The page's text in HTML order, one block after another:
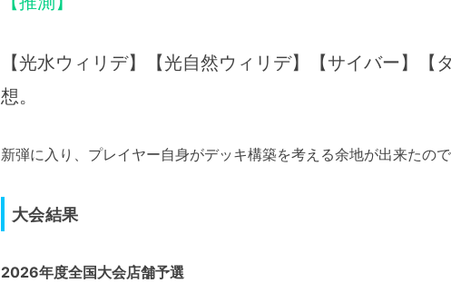
【光水ウィリデ】【光自然ウィリデ】【サイバー】
想。
新弾に入り、プレイヤー自身がデッキ構築を考える余地が出来たの
大会結果
2026年度全国大会店舗予選